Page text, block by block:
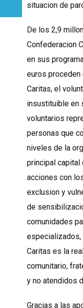
situacion de
De los 2,9
Confederacion
en sus
euros proceden
Caritas, el
insustituible en
voluntarios
personas que
niveles de la
principal capital
acciones con
exclusion y
de
comunidades
especializados,
Caritas es la
comunitario,
y no atendidos
Gracias a las